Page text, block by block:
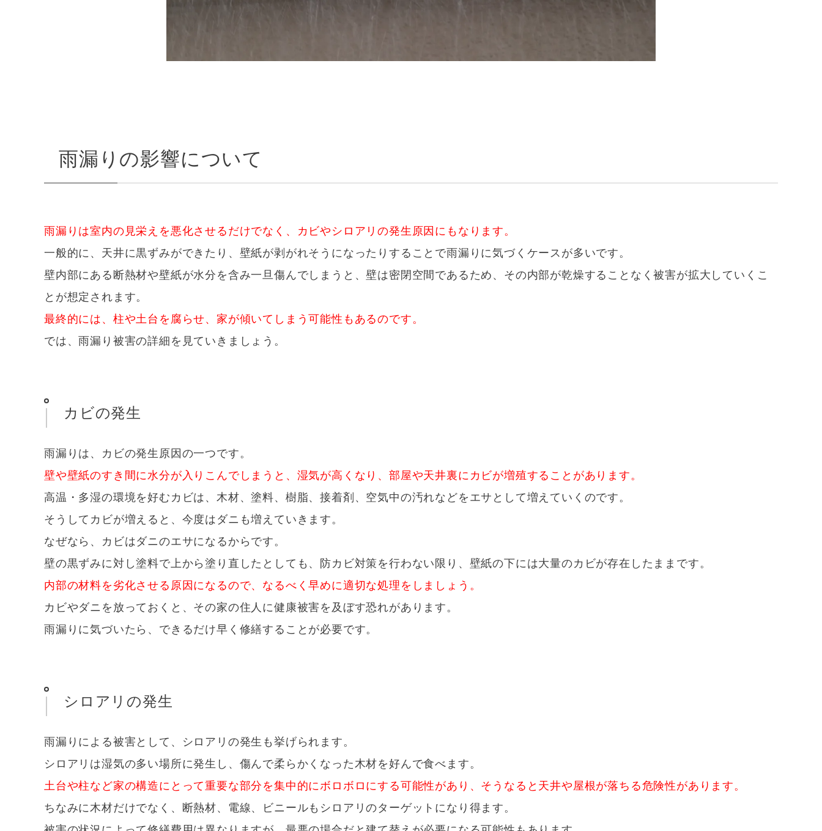
雨漏りの影響について
雨漏りは室内の見栄えを悪化させるだけでなく、カビやシロアリの発生原因にもなります。
一般的に、天井に黒ずみができたり、壁紙が剥がれそうになったりすることで雨漏りに気づくケースが多いです。
壁内部にある断熱材や壁紙が水分を含み一旦傷んでしまうと、壁は密閉空間であるため、その内部が乾燥することなく被害が拡大していくこ
とが想定されます。
最終的には、柱や土台を腐らせ、家が傾いてしまう可能性もあるのです。
では、雨漏り被害の詳細を見ていきましょう。
カビの発生
雨漏りは、カビの発生原因の一つです。
壁や壁紙のすき間に水分が入りこんでしまうと、湿気が高くなり、部屋や天井裏にカビが増殖することがあります。
高温・多湿の環境を好むカビは、木材、塗料、樹脂、接着剤、空気中の汚れなどをエサとして増えていくのです。
そうしてカビが増えると、今度はダニも増えていきます。
なぜなら、カビはダニのエサになるからです。
壁の黒ずみに対し塗料で上から塗り直したとしても、防カビ対策を行わない限り、壁紙の下には大量のカビが存在したままです。
内部の材料を劣化させる原因になるので、なるべく早めに適切な処理をしましょう。
カビやダニを放っておくと、その家の住人に健康被害を及ぼす恐れがあります。
雨漏りに気づいたら、できるだけ早く修繕することが必要です。
シロアリの発生
雨漏りによる被害として、シロアリの発生も挙げられます。
シロアリは湿気の多い場所に発生し、傷んで柔らかくなった木材を好んで食べます。
土台や柱など家の構造にとって重要な部分を集中的にボロボロにする可能性があり、そうなると天井や屋根が落ちる危険性があります。
ちなみに木材だけでなく、断熱材、電線、ビニールもシロアリのターゲットになり得ます。